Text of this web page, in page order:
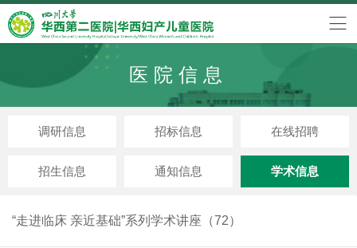
医院信息
调研信息 招标信息 在线招聘
招生信息 通知信息 学术信息
“走进临床 亲近基础”系列学术讲座（72）